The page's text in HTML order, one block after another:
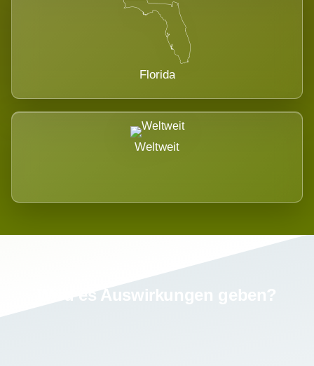
Florida
Weltweit
Wird es Auswirkungen geben?